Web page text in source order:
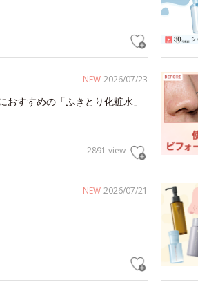
NEW 2026/07/23
すすめの「ふきとり化粧水」
2891 view
NEW 2026/07/21